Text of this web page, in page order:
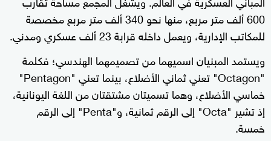
600 ألف متر مربع، منها نحو 340 ألف متر مربع مخصصة
للمكاتب الإدارية، ويعمل داخله قرابة 23 ألف عسكري ومدني.
ويستمد المبنيان اسميهما من تصميمهما الهندسي؛ فكلمة
"Octagon" تعني ثماني الأضلاع، بينما تعني "Pentagon"
خماسي الأضلاع، وهما تسميتان مشتقتان من اللغة اليونانية،
إذ تشير "Octa" إلى الرقم ثمانية، و"Penta" إلى الرقم
خمسة.